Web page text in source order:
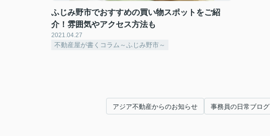
ふじみ野市でおすすめの買い物スポットをご紹
介！雰囲気やアクセス方法も
2021.04.27
不動産屋が書くコラム～ふじみ野市～
アジア不動産からのお知らせ 事務員の日常ブログ